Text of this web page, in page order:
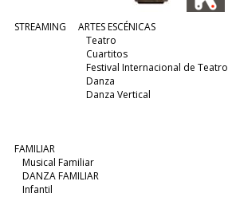
STREAMING
ARTES ESCÉNICAS
Teatro
Cuartitos
Festival Internacional de Teatro
Danza
Danza Vertical
FAMILIAR
Musical Familiar
DANZA FAMILIAR
Infantil